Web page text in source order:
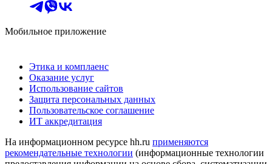
Мобильное приложение
Этика и комплаенс
Оказание услуг
Использование сайтов
Защита персональных данных
Пользовательское соглашение
ИТ аккредитация
На информационном ресурсе hh.ru применяются
рекомендательные технологии (информационные технологии